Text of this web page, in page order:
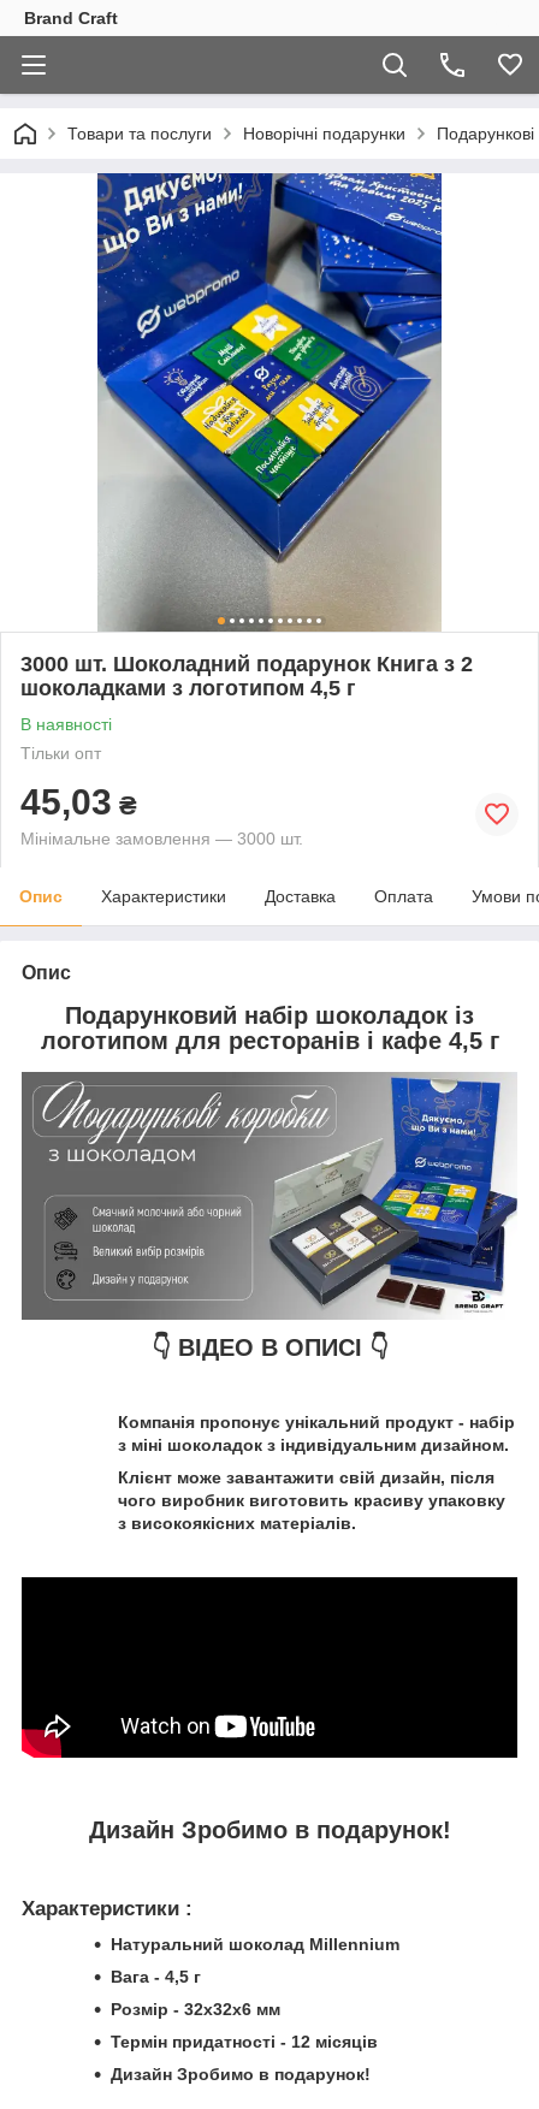
Brand Craft
Товари та послуги Новорічні подарунки
3000 шт. Шоколадний подарунок Книга з 2
шоколадками з логотипом 4,5 г
В наявності
Тільки опт
45,03 ₴
Мінімальне замовлення — 3000 шт.
Опис Характеристики Доставка Оплата Умови
Опис
Подарунковий набір шоколадок із
логотипом для ресторанів і кафе 4,5 г
👇 ВІДЕО В ОПИСІ 👇
Компанія пропонує унікальний продукт - набір
з міні шоколадок з індивідуальним дизайном.
Клієнт може завантажити свій дизайн, після
чого виробник виготовить красиву упаковку
з високоякісних матеріалів.
Дизайн Зробимо в подарунок!
Характеристики :
Натуральний шоколад Millennium
Вага - 4,5 г
Розмір - 32х32х6 мм
Термін придатності - 12 місяців
Дизайн Зробимо в подарунок!